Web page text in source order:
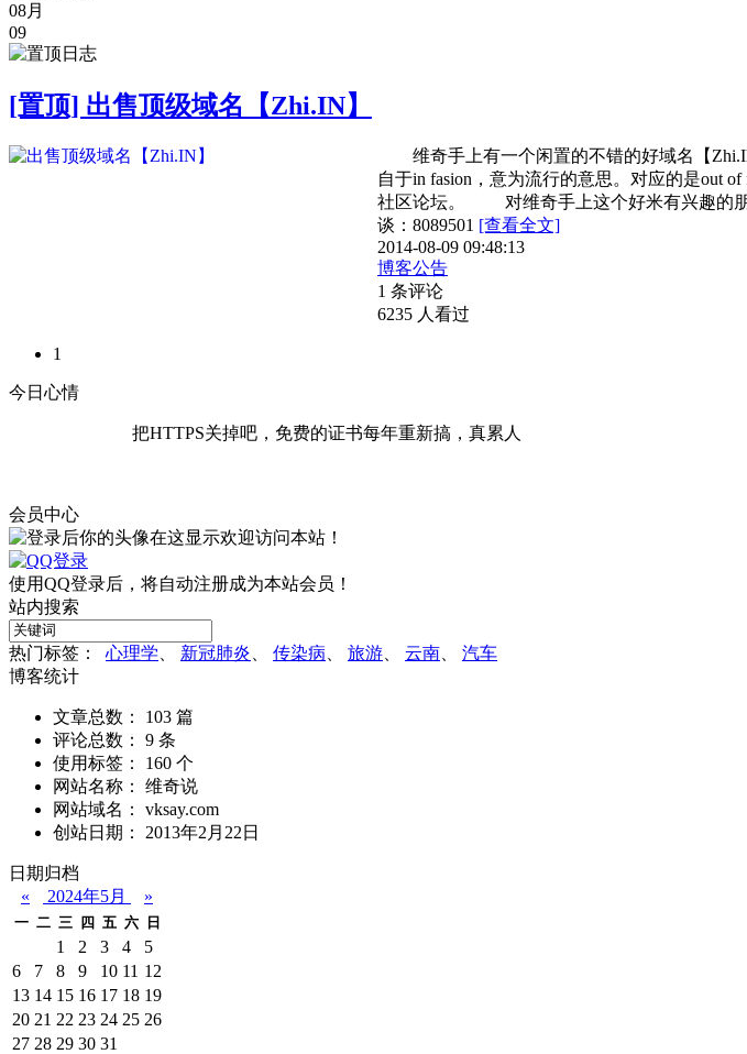
08月
09
[置顶] 出售顶级域名【Zhi.IN】
维奇手上有一个闲置的不错的好域名【
自于in fasion，意为流行的意思。对应的是
社区论坛。 对维奇手上这个好米有兴趣的朋
谈：8089501 [查看全文]
2014-08-09 09:48:13
博客公告
1 条评论
6235 人看过
1
今日心情
把HTTPS关掉吧，免费的证书每年重新搞，真累人
会员中心
欢迎访问本站！
使用QQ登录后，将自动注册成为本站会员！
站内搜索
热门标签： 心理学 新冠肺炎 传染病 旅游 云南
汽车
博客统计
文章总数： 103 篇
评论总数： 9 条
使用标签： 160 个
网站名称： 维奇说
网站域名： vksay.com
创站日期： 2013年2月22日
日期归档
«
2024年5月 »
一 二 三 四 五 六 日
1 2 3 4
5
6
7 8 9 10 11 12
13 14 15 16 17 18 19
20 21 22 23 24 25 26
27 28 29 30 31